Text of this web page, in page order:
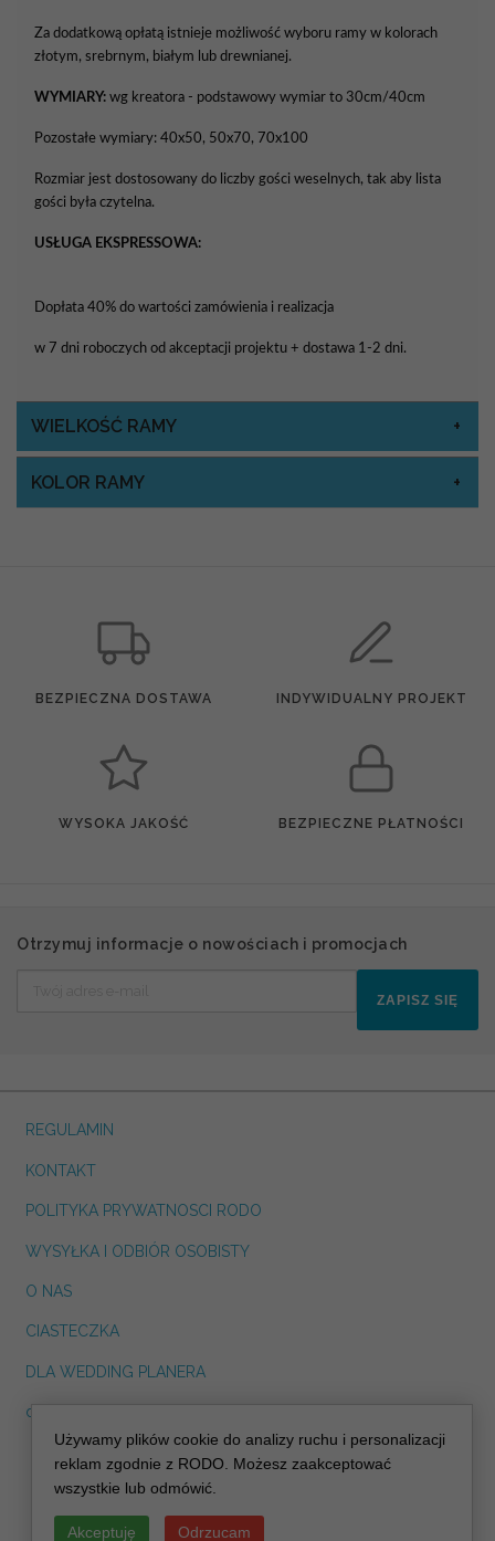
Za dodatkową opłatą istnieje możliwość wyboru ramy w kolorach
złotym, srebrnym, białym lub drewnianej.
WYMIARY: wg kreatora - podstawowy wymiar to 30cm/40cm
Pozostałe wymiary: 40x50, 50x70, 70x100
Rozmiar jest dostosowany do liczby gości weselnych, tak aby lista
gości była czytelna.
USŁUGA EKSPRESSOWA:
Dopłata 40% do wartości zamówienia i realizacja
w 7 dni roboczych od akceptacji projektu + dostawa 1-2 dni.
WIELKOŚĆ RAMY
KOLOR RAMY
BEZPIECZNA DOSTAWA INDYWIDUALNY PROJEKT
WYSOKA JAKOŚĆ BEZPIECZNE PŁATNOŚCI
Otrzymuj informacje o nowościach i promocjach
ZAPISZ SIĘ
REGULAMIN
KONTAKT
POLITYKA PRYWATNOSCI RODO
WYSYŁKA I ODBIÓR OSOBISTY
O NAS
CIASTECZKA
DLA WEDDING PLANERA
dreskot.com
info@decoris.pl
Używamy plików cookie do analizy ruchu i personalizacji
reklam zgodnie z RODO. Możesz zaakceptować
wszystkie lub odmówić.
Akceptuję Odrzucam